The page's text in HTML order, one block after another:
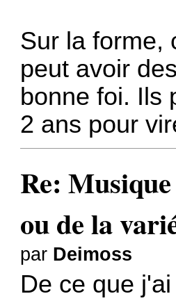
Sur la forme,
peut avoir
bonne foi. Ils
2 ans pour
Re:
ou de la
par Deimoss
De ce que